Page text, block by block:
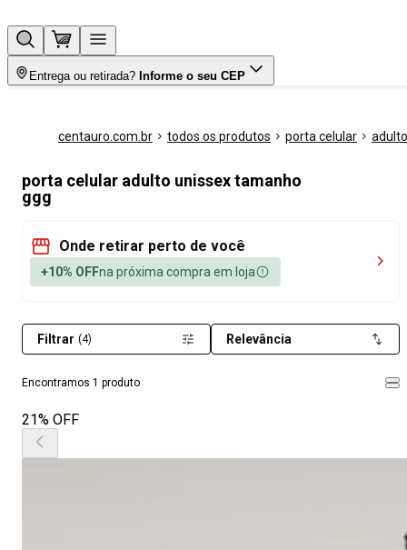
Entrega ou retirada? Informe o seu CEP
centauro.com.br todos os produtos porta celular adulto
porta celular adulto unissex tamanho
ggg
Onde retirar perto de você
+10% OFFna próxima compra em loja
Encontramos 1 produto
Filtrar (4) Relevância
21% OFF